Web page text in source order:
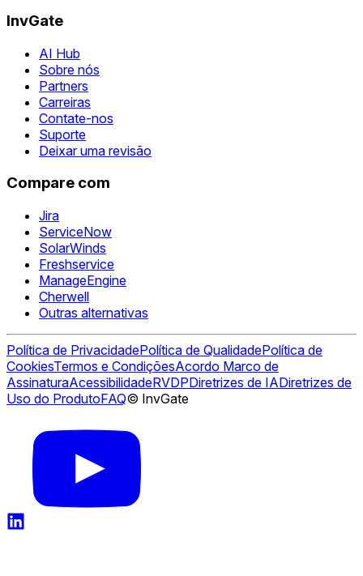
InvGate
AI Hub
Sobre nós
Partners
Carreiras
Contate-nos
Suporte
Deixar uma revisão
Compare com
Jira
ServiceNow
SolarWinds
Freshservice
ManageEngine
Cherwell
Outras alternativas
Política de PrivacidadePolítica de QualidadePolítica de
CookiesTermos e CondiçõesAcordo Marco de
AssinaturaAcessibilidadeRVDPDiretrizes de IADiretrizes de
Uso do ProdutoFAQ© InvGate